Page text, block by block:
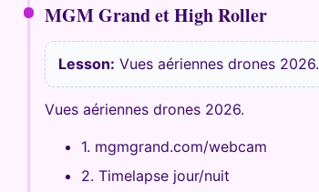
MGM Grand et High Roller
Lesson: Vues aériennes drones 2026.
Vues aériennes drones 2026.
1. mgmgrand.com/webcam
2. Timelapse jour/nuit